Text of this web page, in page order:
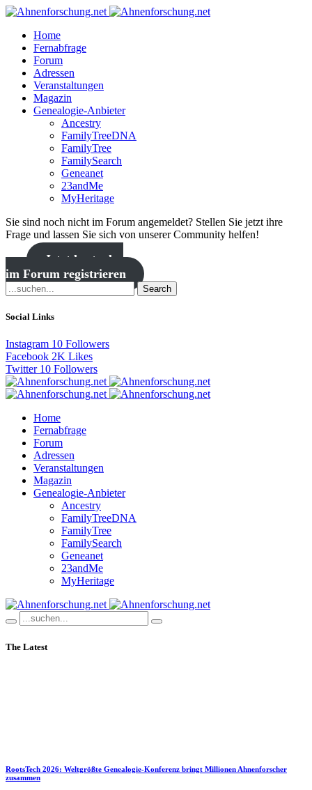
Home
Fernabfrage
Forum
Adressen
Veranstaltungen
Magazin
Genealogie-Anbieter
Ancestry
FamilyTreeDNA
FamilyTree
FamilySearch
Geneanet
23andMe
MyHeritage
Sie sind noch nicht im Forum angemeldet? Stellen Sie jetzt ihre
Frage und lassen Sie sich von unserer Community helfen!
Jetzt kostenlos
im Forum registrieren
Search
Social Links
Instagram 10 Followers
Facebook 2K Likes
Twitter 10 Followers
Home
Fernabfrage
Forum
Adressen
Veranstaltungen
Magazin
Genealogie-Anbieter
Ancestry
FamilyTreeDNA
FamilyTree
FamilySearch
Geneanet
23andMe
MyHeritage
The Latest
RootsTech 2026: Weltgrößte Genealogie-Konferenz bringt Millionen Ahnenforscher
zusammen